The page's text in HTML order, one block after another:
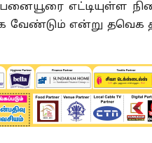
எட்டியுள்ள
வேண்டும் என்று